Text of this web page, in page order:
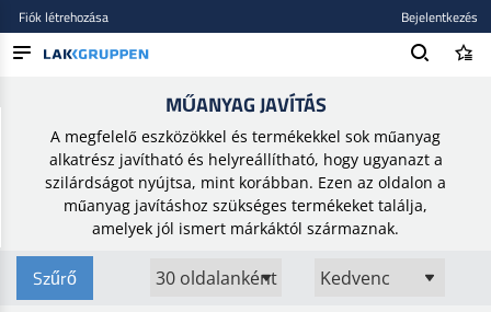
BLOG
MÁRKÁK
Fiók létrehozása Bejelentkezés
MŰANYAG JAVÍTÁS
A megfelelő eszközökkel és termékekkel sok műanyag
alkatrész javítható és helyreállítható, hogy ugyanazt a
szilárdságot nyújtsa, mint korábban. Ezen az oldalon a
műanyag javításhoz szükséges termékeket találja,
amelyek jól ismert márkáktól származnak.
Szűrő